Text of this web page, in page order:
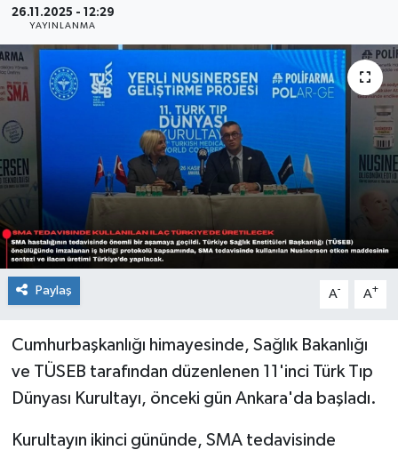
26.11.2025 - 12:29
YAYINLANMA
Paylaş A- A+
Cumhurbaşkanlığı himayesinde, Sağlık Bakanlığı
ve TÜSEB tarafından düzenlenen 11'inci Türk Tıp
Dünyası Kurultayı, önceki gün Ankara'da başladı.
Kurultayın ikinci gününde, SMA tedavisinde
Spor
Türkiye